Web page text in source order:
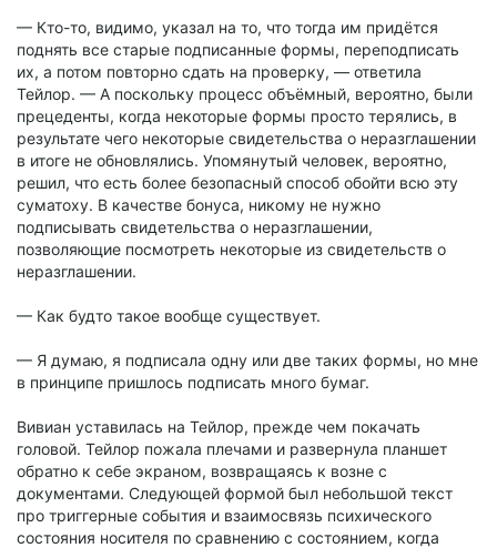
— Кто-то, видимо, указал на то, что тогда им придётся
поднять все старые подписанные формы, переподписать
их, а потом повторно сдать на проверку, — ответила
Тейлор. — А поскольку процесс объёмный, вероятно, были
прецеденты, когда некоторые формы просто терялись, в
результате чего некоторые свидетельства о неразглашении
в итоге не обновлялись. Упомянутый человек, вероятно,
решил, что есть более безопасный способ обойти всю эту
суматоху. В качестве бонуса, никому не нужно
подписывать свидетельства о неразглашении,
позволяющие посмотреть некоторые из свидетельств о
неразглашении.
— Как будто такое вообще существует.
— Я думаю, я подписала одну или две таких формы, но мне
в принципе пришлось подписать много бумаг.
Вивиан уставилась на Тейлор, прежде чем покачать
головой. Тейлор пожала плечами и развернула планшет
обратно к себе экраном, возвращаясь к возне с
документами. Следующей формой был небольшой текст
про триггерные события и взаимосвязь психического
состояния носителя по сравнению с состоянием, когда